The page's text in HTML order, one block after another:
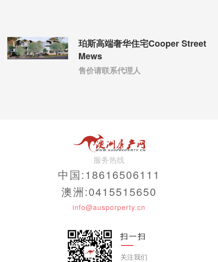
珀斯高端奢华住宅Cooper Street
Mews
售价请联系代理人
服务热线
中国:18616506111
澳洲:0415515650
info@ausporperty.cn
扫一扫
关注我们